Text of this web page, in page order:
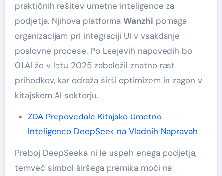
praktičnih rešitev umetne inteligence za
podjetja. Njihova platforma Wanzhi pomaga
organizacijam pri integraciji UI v vsakdanje
poslovne procese. Po Leejevih napovedih bo
01.AI že v letu 2025 zabeležil znatno rast
prihodkov, kar odraža širši optimizem in zagon v
kitajskem AI sektorju.
ZDA Prepovedale Kitajsko Umetno
Inteligenco DeepSeek na Vladnih Napravah
Preboj DeepSeeka ni le uspeh enega podjetja,
temveč simbol širšega premika moči na